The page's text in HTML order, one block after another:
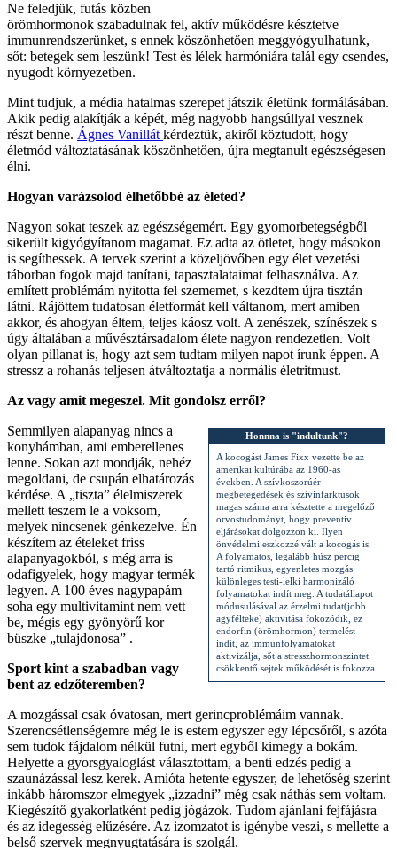
Ne feledjük, futás közben
örömhormonok szabadulnak fel, aktív működésre késztetve
immunrendszerünket, s ennek köszönhetően meggyógyulhatunk,
sőt: betegek sem leszünk! Test és lélek harmóniára talál egy csendes,
nyugodt környezetben.
Mint tudjuk, a média hatalmas szerepet játszik életünk formálásában.
Akik pedig alakítják a képét, még nagyobb hangsúllyal vesznek
részt benne. Ágnes Vanillát kérdeztük, akiről köztudott, hogy
életmód változtatásának köszönhetően, újra megtanult egészségesen
élni.
Hogyan varázsolod élhetőbbé az életed?
Nagyon sokat teszek az egészségemért. Egy gyomorbetegségből
sikerült kigyógyítanom magamat. Ez adta az ötletet, hogy másokon
is segíthessek. A tervek szerint a közeljövőben egy élet vezetési
táborban fogok majd tanítani, tapasztalataimat felhasználva. Az
említett problémám nyitotta fel szememet, s kezdtem újra tisztán
látni. Rájöttem tudatosan életformát kell váltanom, mert amiben
akkor, és ahogyan éltem, teljes káosz volt. A zenészek, színészek s
úgy általában a művésztársadalom élete nagyon rendezetlen. Volt
olyan pillanat is, hogy azt sem tudtam milyen napot írunk éppen. A
stressz a rohanás teljesen átváltoztatja a normális életritmust.
Az vagy amit megeszel. Mit gondolsz erről?
Honnna is "indultunk"?
A kocogást James Fixx vezette be az
amerikai kultúrába az 1960-as
években. A szívkoszorúér-
megbetegedések és szívinfarktusok
magas száma arra késztette a megelőző
orvostudományt, hogy preventiv
eljárásokat dolgozzon ki. Ilyen
önvédelmi eszkozzé vált a kocogás is.
A folyamatos, legalább húsz percig
tartó ritmikus, egyenletes mozgás
különleges testi-lelki harmonizáló
folyamatokat indít meg. A tudatállapot
módusulásával az érzelmi tudat(jobb
agyfélteke) aktivitása fokozódik, ez
endorfin (örömhormon) termelést
indít, az immunfolyamatokat
aktivizálja, sőt a stresszhormonszintet
csökkentő sejtek működését is fokozza.
Semmilyen alapanyag nincs a
konyhámban, ami emberellenes
lenne. Sokan azt mondják, nehéz
megoldani, de csupán elhatározás
kérdése. A „tiszta” élelmiszerek
mellett teszem le a voksom,
melyek nincsenek génkezelve. Én
készítem az ételeket friss
alapanyagokból, s még arra is
odafigyelek, hogy magyar termék
legyen. A 100 éves nagypapám
soha egy multivitamint nem vett
be, mégis egy gyönyörű kor
büszke „tulajdonosa” .
Sport kint a szabadban vagy
bent az edzőteremben?
A mozgással csak óvatosan, mert gerincproblémáim vannak.
Szerencsétlenségemre még le is estem egyszer egy lépcsőről, s azóta
sem tudok fájdalom nélkül futni, mert egyből kimegy a bokám.
Helyette a gyorsgyaloglást választottam, a benti edzés pedig a
szaunázással lesz kerek. Amióta hetente egyszer, de lehetőség szerint
inkább háromszor elmegyek „izzadni” még csak náthás sem voltam.
Kiegészítő gyakorlatként pedig jógázok. Tudom ajánlani fejfájásra
és az idegesség elűzésére. Az izomzatot is igénybe veszi, s mellette a
belső szervek megnyugtatására is szolgál.